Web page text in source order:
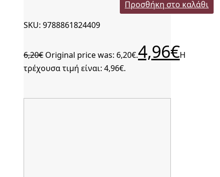
Προσθήκη στο καλάθι
SKU: 9788861824409
6,20€ Original price was: 6,20€.4,96€Η
τρέχουσα τιμή είναι: 4,96€.